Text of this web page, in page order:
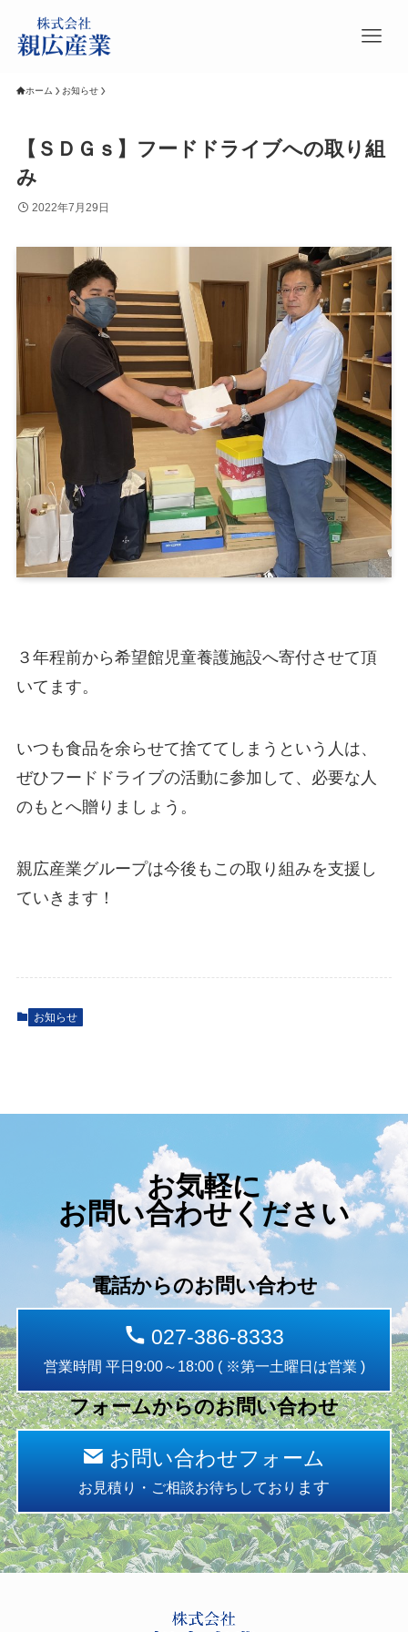
ホーム お知らせ
【ＳＤＧｓ】フードドライブへの取り組
み
2022年7月29日
３年程前から希望館児童養護施設へ寄付させて頂
いてます。
いつも食品を余らせて捨ててしまうという人は、
ぜひフードドライブの活動に参加して、必要な人
のもとへ贈りましょう。
親広産業グループは今後もこの取り組みを支援し
ていきます！
お知らせ
お気軽に
お問い合わせください
電話からのお問い合わせ
027-386-8333
営業時間 平日9:00～18:00 ( ※第一土曜日は営業 )
フォームからのお問い合わせ
お問い合わせフォーム
お見積り・ご相談お待ちしており ます